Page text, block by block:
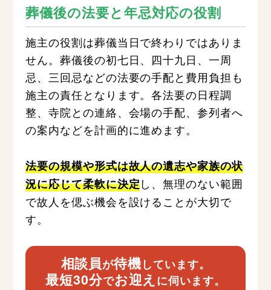
葬儀後の法要と年忌対応の役割
施主の役割は葬儀当日で終わりではありま
せん。葬儀後の初七日、四十九日、一周
忌、三回忌などの法要の手配と費用負担も
施主の責任となります。各法要の日程調
整、寺院との連絡、会場の手配、参列者へ
の案内などを計画的に進めます。
法要の規模や形式は故人の遺志や家族の状
況に応じて柔軟に決定し、無理のない範囲
で故人を偲ぶ機会を設けることが大切で
す。
相談員が待機しています。
最短30分でお迎えに伺います。